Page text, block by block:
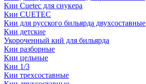
Кии Сuetec для снукера
Кии CUETEC
Кии для русского бильярда двухсоставные
Кии детские
Укороченный кий для бильярда
Кии разборные
Кии цельные
Кии 1/3
Кии трехсоставные